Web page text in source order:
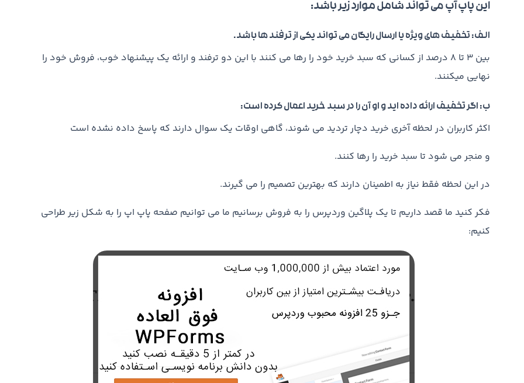
این پاپ آپ می تواند شامل موارد زیر باشد:
الف: تخفیف های ویژه یا ارسال رایگان می تواند یکی از ترفند ها باشد.
بین 3 تا 8 درصد از کسانی که سبد خرید خود را رها می کنند با این دو ترفند و ارائه یک پیشنهاد خوب، فروش خود را
نهایی میکنند.
ب: اگر تخفیف ارائه داده اید و او آن را در سبد خرید اعمال کرده است:
اکثر کاربران در لحظه آخری خرید دچار تردید می شوند، گاهی اوقات یک سوال دارند که پاسخ داده نشده است
و منجر می شود تا سبد خرید را رها کنند.
در این لحظه فقط نیاز به اطمینان دارند که بهترین تصمیم را می گیرند.
فکر کنید ما قصد داریم تا یک پلاگین وردپرس را به فروش برسانیم ما می توانیم صفحه پاپ اپ را به شکل زیر طراحی
کنیم: